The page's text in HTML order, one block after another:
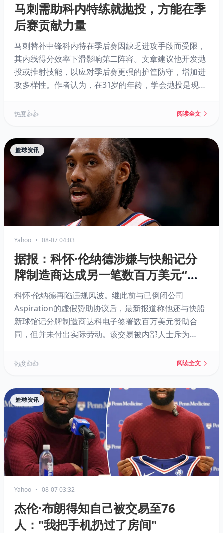
马刺需助科内特练就抛投，方能在季
后赛贡献力量
马刺替补中锋科内特在季后赛因缺乏进攻手段而受限，
其内线得分效率下滑影响第二阵容。文章建议他开发抛
投或推射技能，以应对季后赛更强的护筐防守，增加进
攻多样性。作者认为，在31岁的年龄，学会抛投是现实
后赛得分点，为球队提供额外价值。
热度 👍👍 阅读全文
篮球资讯
Yahoo • 08-07 04:03
据报：科怀·伦纳德涉嫌与快船记分
牌制造商达成另一笔数百万美元“赞
助”协议
科怀·伦纳德再陷违规风波。继此前与已倒闭公司
Aspiration的虚假赞助协议后，最新报道称他还与快船
新球馆记分牌制造商达科电子签署数百万美元赞助合
同，但并未付出实际劳动。该交易被内部人士斥为
子再回流给伦纳德。NBA已展开调查，伦纳德交易因此
热度 👍👍 阅读全文
篮球资讯
Yahoo • 08-07 03:32
杰伦·布朗得知自己被交易至76
人："我把手机扔过了房间"